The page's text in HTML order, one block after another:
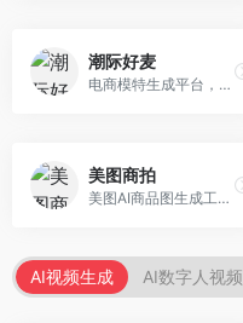
潮际好麦
电商模特生成平台，支持AI虚拟模特创作。面向服装和配饰电商，提供模特试穿、商品展示、营销素材生成等服务，模特形象可定制。
美图商拍
美图AI商品图生成工具，整合美图生态。面向电商卖家，提供商品图美化、模特替换、场景生成等服务，移动端操作便捷。
AI视频生成 AI数字人视频